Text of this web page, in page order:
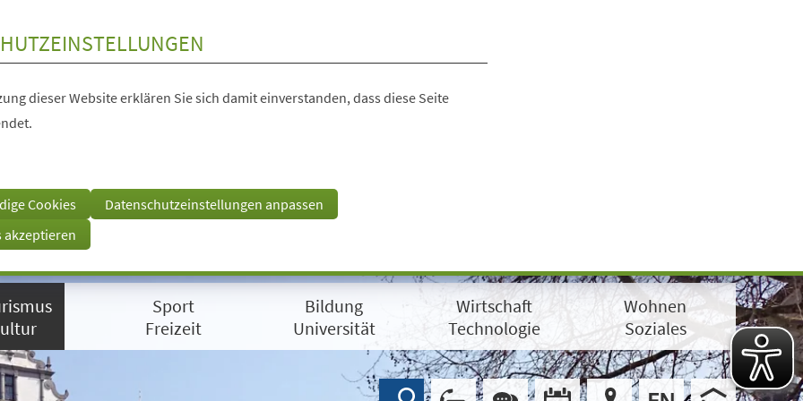
dieser Website erklären Sie sich damit einverstanden, dass diese Seite
Cookies
Datenschutzeinstellungen anpassen
akzeptieren
Sport
Freizeit
Bildung
Universität
Wirtschaft
Technologie
Wohnen
Soziales